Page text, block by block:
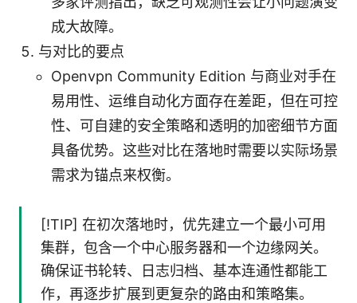
成大故障。
与对比的要点
Openvpn Community Edition 与商业对手在
易用性、运维自动化方面存在差距，但在可控
性、可自建的安全策略和透明的加密细节方面
具备优势。这些对比在落地时需要以实际场景
需求为锚点来权衡。
[!TIP] 在初次落地时，优先建立一个最小可用
集群，包含一个中心服务器和一个边缘网关。
确保证书轮转、日志归档、基本连通性都能工
作，再逐步扩展到更复杂的路由和策略集。